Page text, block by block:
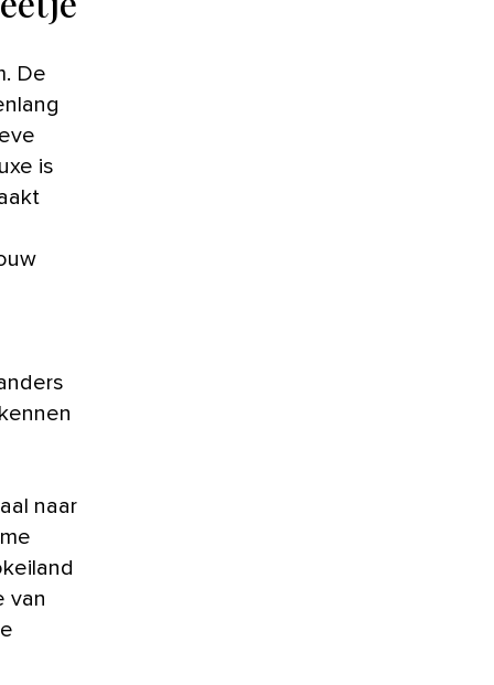
is
naar
van